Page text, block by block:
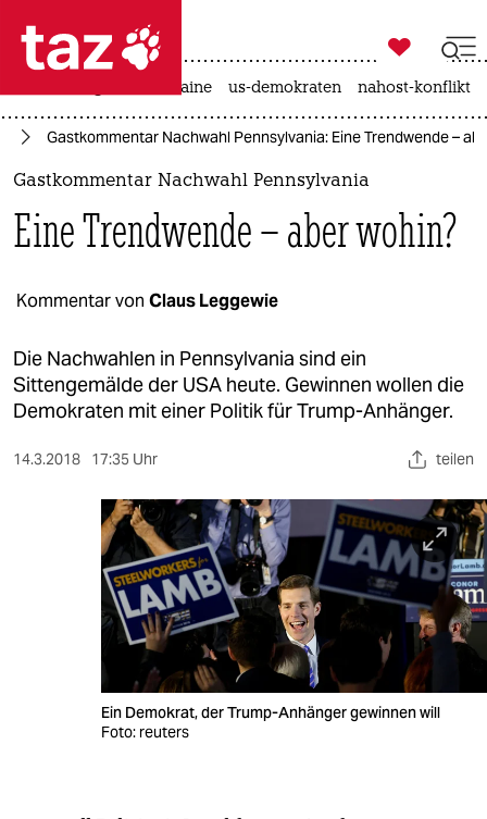
 taz zahl ich
taz zahl ich
politik
öko
gesellschaft
kultur
veranstaltungen

taz zahl ich
krieg in der ukraine us-demokraten nahost-konflikt
Gastkommentar Nachwahl Pennsylvania: Eine Trendwende –
Gastkommentar Nachwahl Pennsylvania
Eine Trendwende – aber wohin?
Kommentar von Claus Leggewie
Die Nachwahlen in Pennsylvania sind ein
Sittengemälde der USA heute. Gewinnen wollen die
Demokraten mit einer Politik für Trump-Anhänger.
14.3.2018 17:35 Uhr teilen
Ein Demokrat, der Trump-Anhänger gewinnen will
Foto: reuters